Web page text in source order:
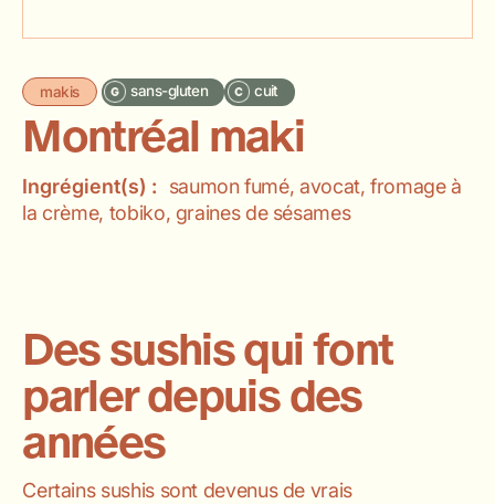
makis sans-gluten cuit
Montréal maki
Ingrégient(s) :
saumon fumé, avocat, fromage à
la crème, tobiko, graines de sésames
Des sushis qui font
parler depuis des
années
Certains sushis sont devenus de vrais